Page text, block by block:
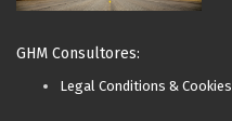
GHM Consultores:
Legal Conditions & Cookies